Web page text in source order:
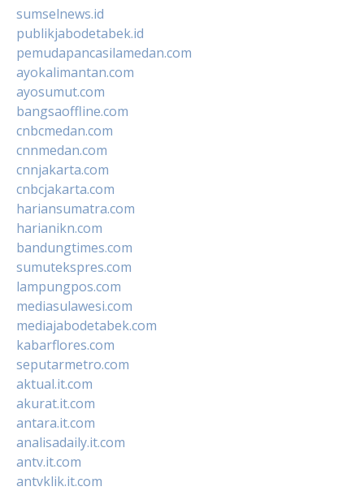
sumselnews.id
publikjabodetabek.id
pemudapancasilamedan.com
ayokalimantan.com
ayosumut.com
bangsaoffline.com
cnbcmedan.com
cnnmedan.com
cnnjakarta.com
cnbcjakarta.com
hariansumatra.com
harianikn.com
bandungtimes.com
sumutekspres.com
lampungpos.com
mediasulawesi.com
mediajabodetabek.com
kabarflores.com
seputarmetro.com
aktual.it.com
akurat.it.com
antara.it.com
analisadaily.it.com
antv.it.com
antvklik.it.com